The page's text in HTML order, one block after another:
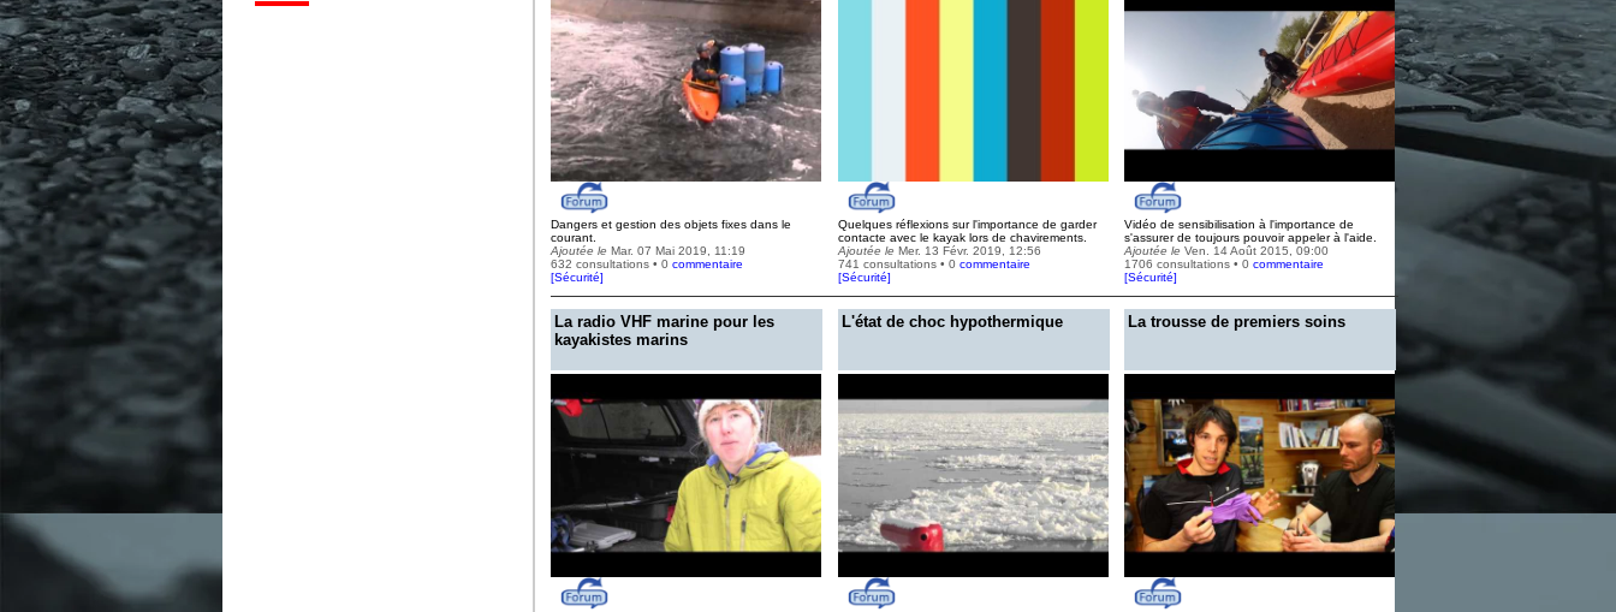
Dangers et gestion des objets fixes dans le
courant.
Ajoutée le Mar. 07 Mai 2019, 11:19
632 consultations • 0 commentaire
[Sécurité]
Quelques réflexions sur l'importance de garder
contacte avec le kayak lors de chavirements.
Ajoutée le Mer. 13 Févr. 2019, 12:56
741 consultations • 0 commentaire
[Sécurité]
Vidéo de sensibilisation à l'importance de
s'assurer de toujours pouvoir appeler à l'aide.
Ajoutée le Ven. 14 Août 2015, 09:00
1706 consultations • 0 commentaire
[Sécurité]
La radio VHF marine pour les
kayakistes marins
L'état de choc hypothermique La trousse de premiers soins